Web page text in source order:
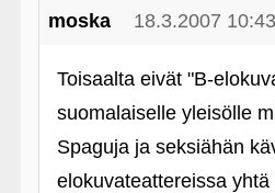
moska 18.3.2007 10:43
Toisaalta eivät "B-
suomalaiselle yleisölle
Spaguja ja seksiähän
elokuvateattereissa